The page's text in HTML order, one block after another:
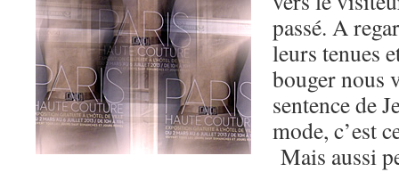
passé. A
leurs tenues
bouger nous
sentence de
mode, c’est
Mais aussi